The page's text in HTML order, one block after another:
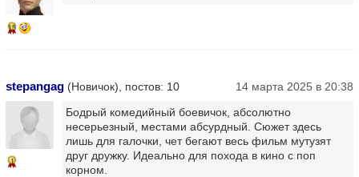
15
stepangag (Новичок), постов: 10 14 марта 2025 в 20:38
1
Бодрый комедийный боевичок, абсолютно
несерьезный, местами абсурдный. Сюжет здесь
лишь для галочки, чет бегают весь фильм мутузят
друг дружку. Идеально для похода в кино с поп
корном.